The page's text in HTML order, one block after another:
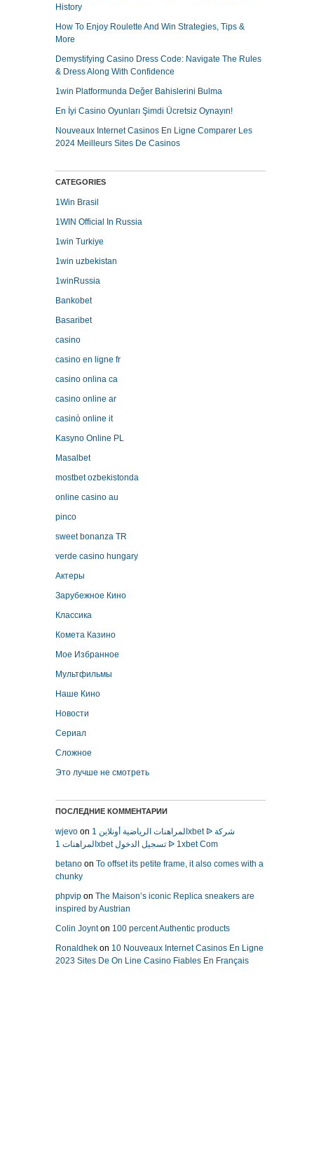
History
How To Enjoy Roulette And Win Strategies, Tips &
More
Demystifying Casino Dress Code: Navigate The Rules
& Dress Along With Confidence
1win Platformunda Değer Bahislerini Bulma
En İyi Casino Oyunları Şimdi Ücretsiz Oynayın!
Nouveaux Internet Casinos En Ligne Comparer Les
2024 Meilleurs Sites De Casinos
CATEGORIES
1Win Brasil
1WIN Official In Russia
1win Turkiye
1win uzbekistan
1winRussia
Bankobet
Basaribet
casino
casino en ligne fr
casino onlina ca
casino online ar
casinò online it
Kasyno Online PL
Masalbet
mostbet ozbekistonda
online casino au
pinco
sweet bonanza TR
verde casino hungary
Актеры
Зарубежное Кино
Классика
Комета Казино
Мое Избранное
Мультфильмы
Наше Кино
Новости
Сериал
Сложное
Это лучше не смотреть
ПОСЛЕДНИЕ КОММЕНТАРИИ
wjevo on المراهنات الرياضية أونلاين 1xbet ᐉ شركة
المراهنات 1xbet تسجيل الدخول ᐉ 1xbet Com
betano on To offset its petite frame, it also comes with a
chunky
phpvip on The Maison’s iconic Replica sneakers are
inspired by Austrian
Colin Joynton 100 percent Authentic products
Ronaldhek on 10 Nouveaux Internet Casinos En Ligne
2023 Sites De On Line Casino Fiables En Français